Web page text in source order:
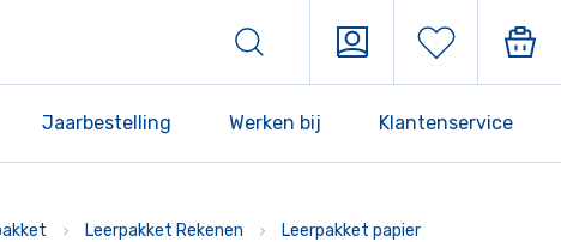
Jaarbestelling Werken bij Klantenservice
Leerpakket Rekenen Leerpakket papier